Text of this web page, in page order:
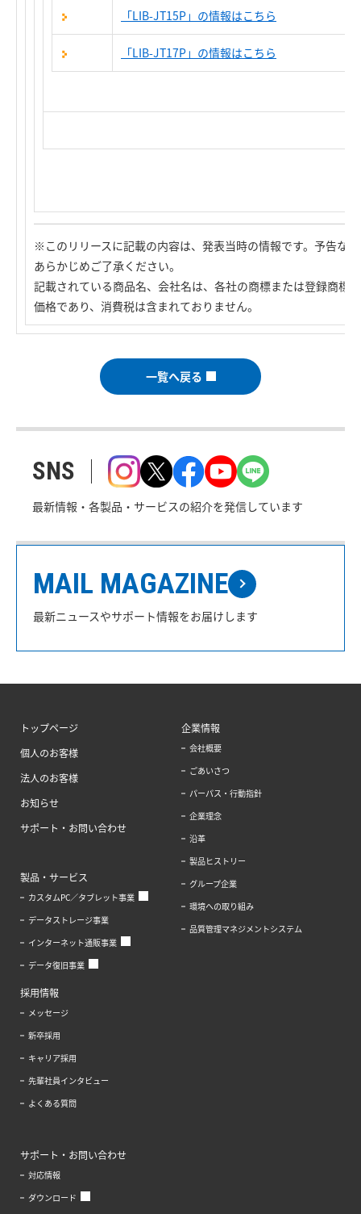
「LIB-JT15P」の情報はこちら
「LIB-JT17P」の情報はこちら
※このリリースに記載の内容は、発表当時の情報です。予告な
あらかじめご了承ください。
記載されている商品名、会社名は、各社の商標または登録商標
価格であり、消費税は含まれておりません。
一覧へ戻る
SNS
最新情報・各製品・サービスの紹介を発信しています
MAIL MAGAZINE
最新ニュースやサポート情報をお届けします
トップページ
個人のお客様
法人のお客様
お知らせ
サポート・お問い合わせ
製品・サービス
カスタムPC／タブレット事業
データストレージ事業
インターネット通販事業
データ復旧事業
企業情報
会社概要
ごあいさつ
パーパス・行動指針
企業理念
沿革
製品ヒストリー
グループ企業
環境への取り組み
品質管理マネジメントシステム
採用情報
メッセージ
新卒採用
キャリア採用
先輩社員インタビュー
よくある質問
サポート・お問い合わせ
対応情報
ダウンロード